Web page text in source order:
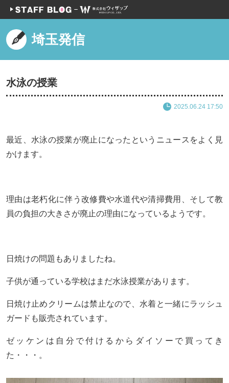
埼玉発信
水泳の授業
2025.06.24 17:50
最近、水泳の授業が廃止になったというニュースをよく見
かけます。
理由は老朽化に伴う改修費や水道代や清掃費用、そして教
員の負担の大きさが廃止の理由になっているようです。
日焼けの問題もありましたね。
子供が通っている学校はまだ水泳授業があります。
日焼け止めクリームは禁止なので、水着と一緒にラッシュ
ガードも販売されています。
ゼッケンは自分で付けるからダイソーで買ってき
た・・・。